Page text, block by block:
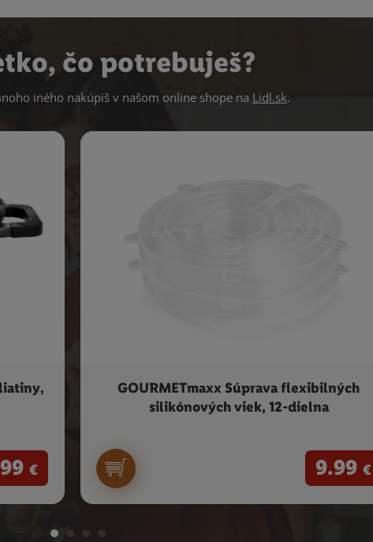
čo potrebuješ?
iného nakúpiš v našom online shope na Lidl.sk.
€
GOURMETmaxx Súprava flexibilných
silikónových viek, 12-dielna
9.99 €